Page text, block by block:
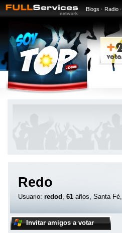
Blogs · Radio ·
Redo
Usuario: redod , 61 años, Santa Fé,
Invitar amigos a votar